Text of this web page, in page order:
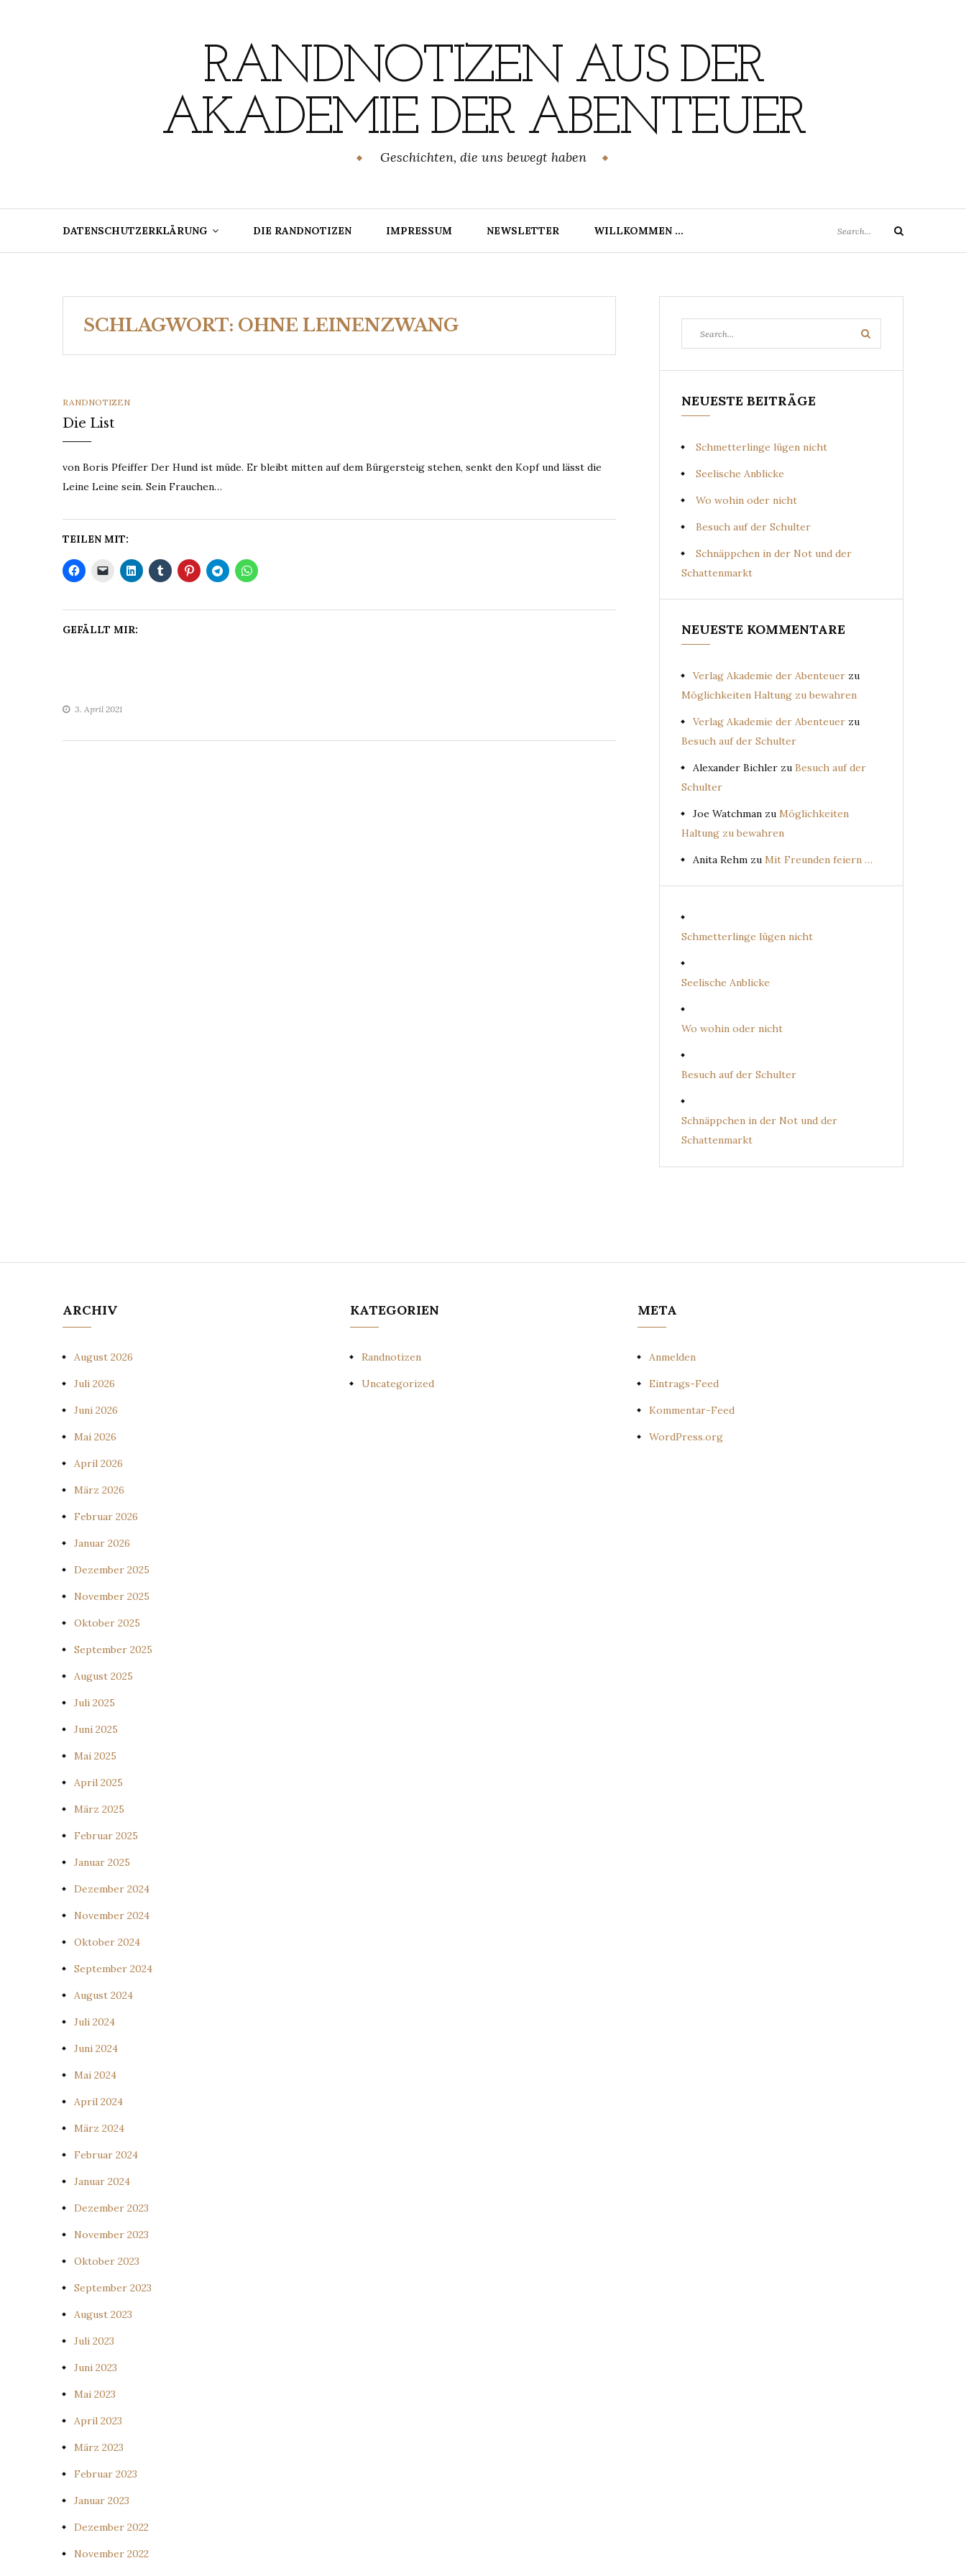
RANDNOTIZEN AUS DER
AKADEMIE DER ABENTEUER
Geschichten, die uns bewegt haben
DATENSCHUTZERKLÄRUNG DIE RANDNOTIZEN IMPRESSUM NEWSLETTER WILLKOMMEN …
for:
Search
SCHLAGWORT: OHNE LEINENZWANG
CATEGORIES
RANDNOTIZEN
Die List
von Boris Pfeiffer Der Hund ist müde. Er bleibt mitten auf dem Bürgersteig stehen, senkt den Kopf und lässt die
Leine Leine sein. Sein Frauchen…
TEILEN MIT:
GEFÄLLT MIR:
3. April 2021
for:
Search
NEUESTE BEITRÄGE
Schmetterlinge lügen nicht
Seelische Anblicke
Wo wohin oder nicht
Besuch auf der Schulter
Schnäppchen in der Not und der
Schattenmarkt
NEUESTE KOMMENTARE
Verlag Akademie der Abenteuer zu
Möglichkeiten Haltung zu bewahren
Verlag Akademie der Abenteuer zu
Besuch auf der Schulter
Alexander Bichler zu Besuch auf der
Schulter
Joe Watchman zu Möglichkeiten
Haltung zu bewahren
Anita Rehm zu Mit Freunden feiern …
Schmetterlinge lügen nicht
Seelische Anblicke
Wo wohin oder nicht
Besuch auf der Schulter
Schnäppchen in der Not und der
Schattenmarkt
ARCHIV
August 2026
Juli 2026
Juni 2026
Mai 2026
April 2026
März 2026
Februar 2026
Januar 2026
Dezember 2025
November 2025
Oktober 2025
September 2025
August 2025
Juli 2025
Juni 2025
Mai 2025
April 2025
März 2025
Februar 2025
Januar 2025
Dezember 2024
November 2024
Oktober 2024
September 2024
August 2024
Juli 2024
Juni 2024
Mai 2024
April 2024
März 2024
Februar 2024
Januar 2024
Dezember 2023
November 2023
Oktober 2023
September 2023
August 2023
Juli 2023
Juni 2023
Mai 2023
April 2023
März 2023
Februar 2023
Januar 2023
Dezember 2022
November 2022
KATEGORIEN
Randnotizen
Uncategorized
META
Anmelden
Eintrags-Feed
Kommentar-Feed
WordPress.org